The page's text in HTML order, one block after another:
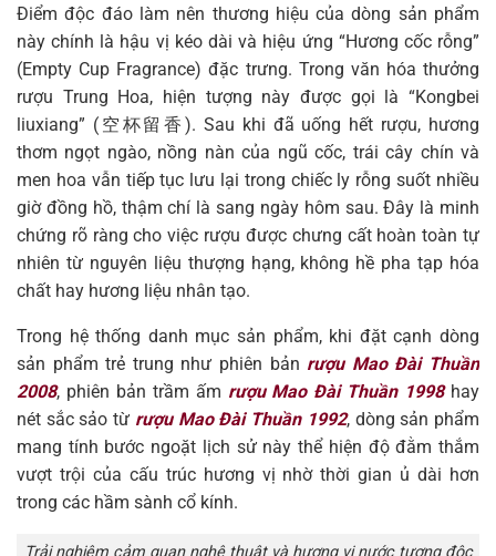
Điểm độc đáo làm nên thương hiệu của dòng sản phẩm
này chính là hậu vị kéo dài và hiệu ứng “Hương cốc rỗng”
(Empty Cup Fragrance) đặc trưng. Trong văn hóa thưởng
rượu Trung Hoa, hiện tượng này được gọi là “Kongbei
liuxiang” (空杯留香). Sau khi đã uống hết rượu, hương
thơm ngọt ngào, nồng nàn của ngũ cốc, trái cây chín và
men hoa vẫn tiếp tục lưu lại trong chiếc ly rỗng suốt nhiều
giờ đồng hồ, thậm chí là sang ngày hôm sau. Đây là minh
chứng rõ ràng cho việc rượu được chưng cất hoàn toàn tự
nhiên từ nguyên liệu thượng hạng, không hề pha tạp hóa
chất hay hương liệu nhân tạo.
Trong hệ thống danh mục sản phẩm, khi đặt cạnh dòng
sản phẩm trẻ trung như phiên bản rượu Mao Đài Thuần
2008, phiên bản trầm ấm rượu Mao Đài Thuần 1998hay
nét sắc sảo từ rượu Mao Đài Thuần 1992, dòng sản phẩm
mang tính bước ngoặt lịch sử này thể hiện độ đằm thắm
vượt trội của cấu trúc hương vị nhờ thời gian ủ dài hơn
trong các hầm sành cổ kính.